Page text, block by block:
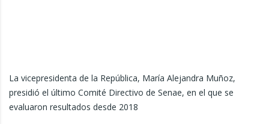
La vicepresidenta de la República, María Alejandra Muñoz,
presidió el último Comité Directivo de Senae, en el que se
evaluaron resultados desde 2018